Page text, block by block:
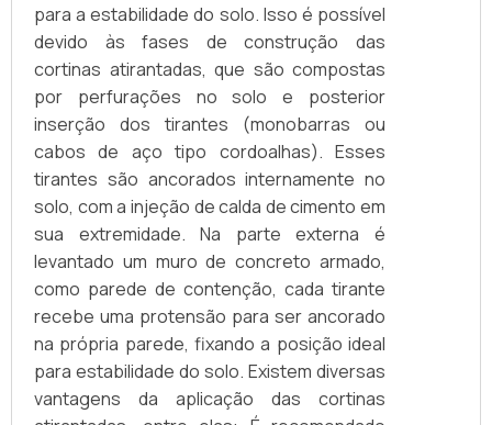
para a estabilidade do solo. Isso é possível
devido às fases de construção das
cortinas atirantadas, que são compostas
por perfurações no solo e posterior
inserção dos tirantes (monobarras ou
cabos de aço tipo cordoalhas). Esses
tirantes são ancorados internamente no
solo, com a injeção de calda de cimento em
sua extremidade. Na parte externa é
levantado um muro de concreto armado,
como parede de contenção, cada tirante
recebe uma protensão para ser ancorado
na própria parede, fixando a posição ideal
para estabilidade do solo. Existem diversas
vantagens da aplicação das cortinas